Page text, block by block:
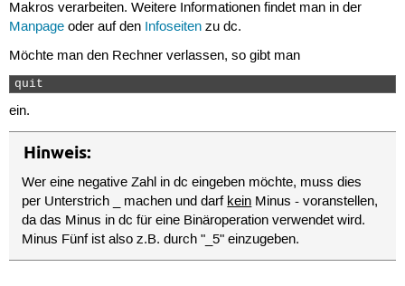
Makros verarbeiten. Weitere Informationen findet man in der
Manpageoder auf den Infoseitenzu dc.
Möchte man den Rechner verlassen, so gibt man
quit
ein.
Hinweis:
Wer eine negative Zahl in dc eingeben möchte, muss dies
per Unterstrich _ machen und darf kein Minus - voranstellen,
da das Minus in dc für eine Binäroperation verwendet wird.
Minus Fünf ist also z.B. durch "_5" einzugeben.